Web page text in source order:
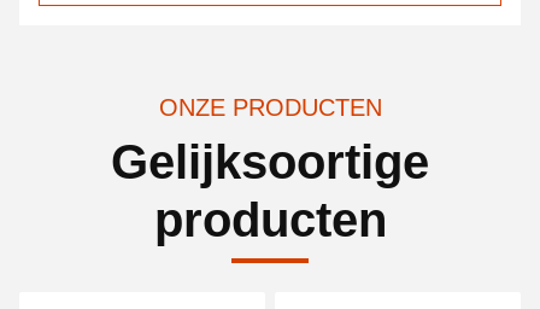
ONZE PRODUCTEN
Gelijksoortige
producten